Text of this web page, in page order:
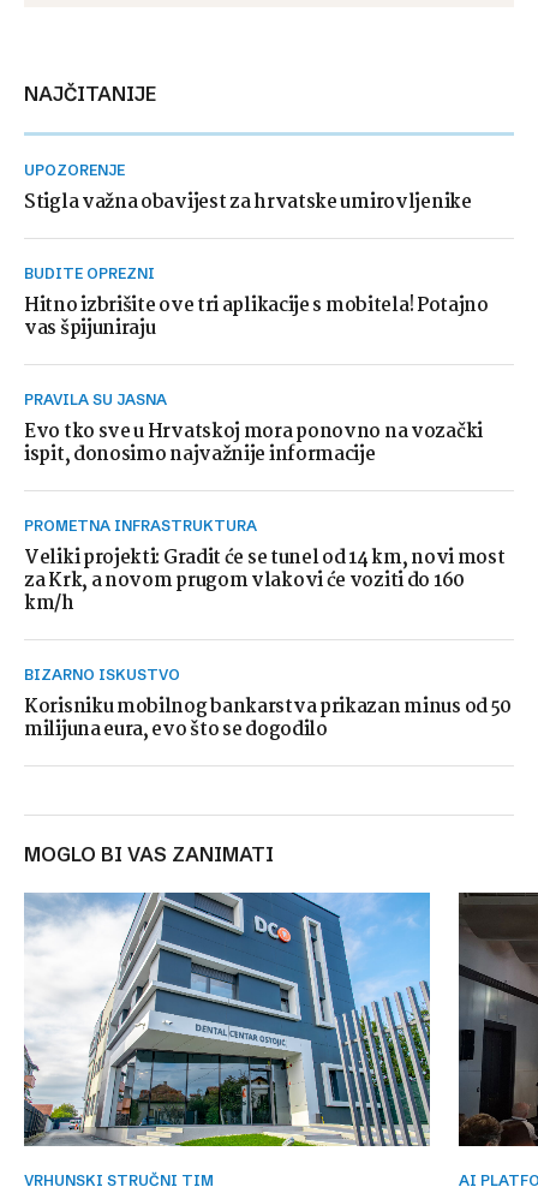
NAJČITANIJE
UPOZORENJE
Stigla važna obavijest za hrvatske umirovljenike
BUDITE OPREZNI
Hitno izbrišite ove tri aplikacije s mobitela! Potajno
vas špijuniraju
PRAVILA SU JASNA
Evo tko sve u Hrvatskoj mora ponovno na vozački
ispit, donosimo najvažnije informacije
PROMETNA INFRASTRUKTURA
Veliki projekti: Gradit će se tunel od 14 km, novi most
za Krk, a novom prugom vlakovi će voziti do 160
km/h
BIZARNO ISKUSTVO
Korisniku mobilnog bankarstva prikazan minus od 50
milijuna eura, evo što se dogodilo
MOGLO BI VAS ZANIMATI
VRHUNSKI STRUČNI TIM AI